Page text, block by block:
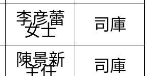
李彦蕾
女士 司庫
陳景新 司庫